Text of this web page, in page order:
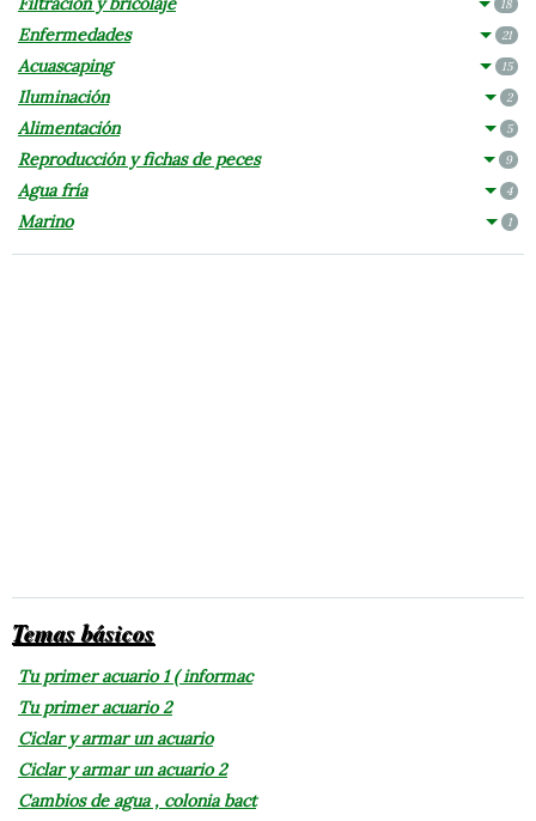
18
Enfermedades 21
Acuascaping 15
Iluminación 2
Alimentación 5
Reproducción y fichas de peces 9
Agua fría 4
Marino 1
Temas básicos
Tu primer acuario 1 ( informac
Tu primer acuario 2
Ciclar y armar un acuario
Ciclar y armar un acuario 2
Cambios de agua , colonia bact